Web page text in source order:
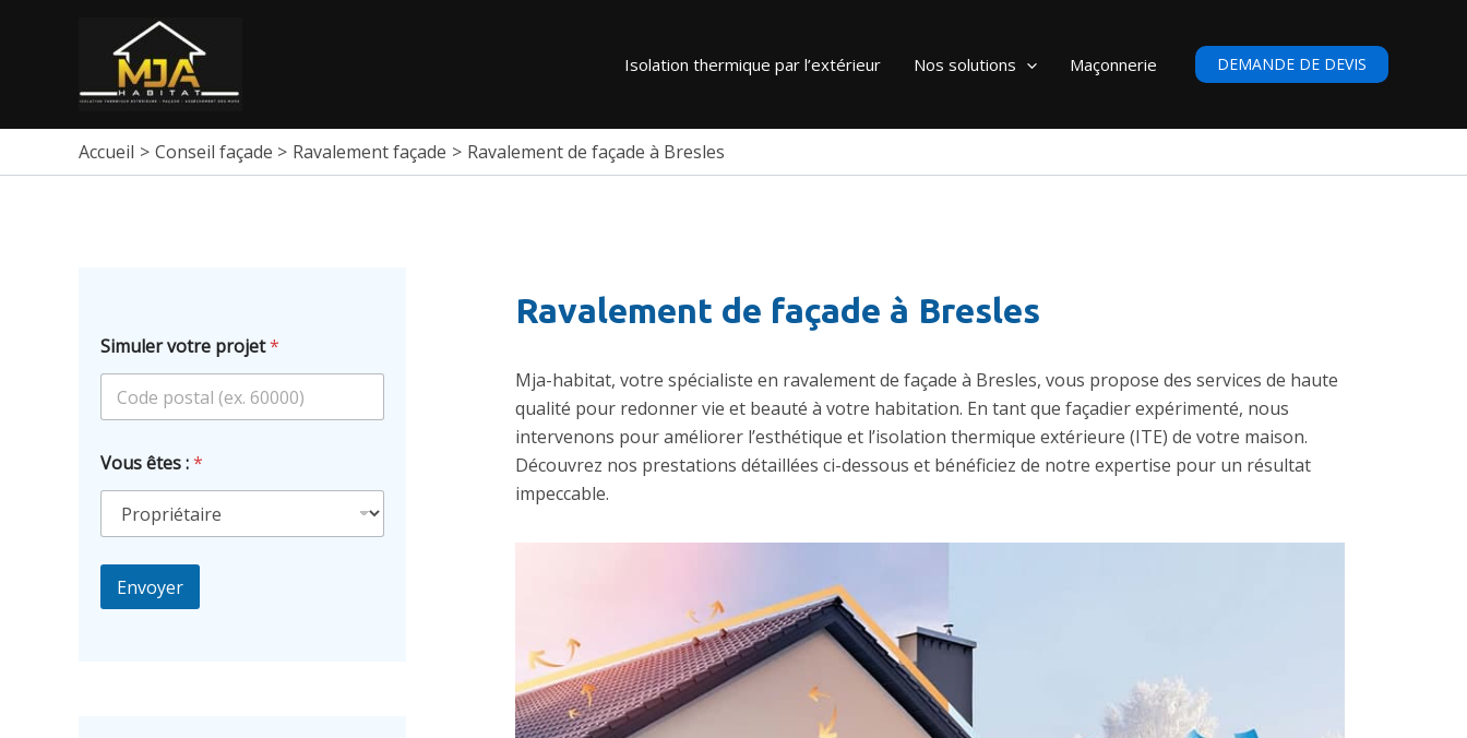
Isolation thermique par l’extérieur Nos solutions Maçonnerie DEMANDE DE DEVIS
Accueil Conseil façade Ravalement façade Ravalement de façade à Bresles
Simuler votre projet*
Vous êtes :*
Envoyer
Ravalement de façade à Bresles
Mja-habitat, votre spécialiste en ravalement de façade à Bresles, vous propose des services de haute
qualité pour redonner vie et beauté à votre habitation. En tant que façadier expérimenté, nous
intervenons pour améliorer l’esthétique et l’isolation thermique extérieure (ITE) de votre maison.
Découvrez nos prestations détaillées ci-dessous et bénéficiez de notre expertise pour un résultat
impeccable.